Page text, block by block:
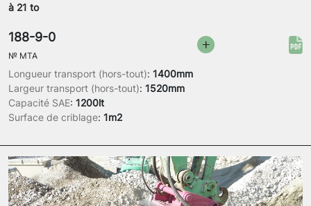
à 21 to
Longueur transport (hors-tout): 1400mm
Largeur transport (hors-tout): 1520mm
Capacité SAE: 1200lt
Surface de criblage: 1m2
188-9-0
№ MTA